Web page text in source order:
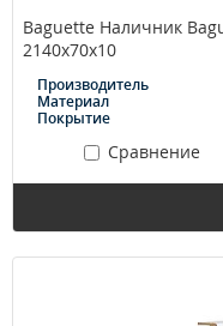
Baguette Наличник
2140х70х10
Производитель
Материал
Покрытие
Сравнение